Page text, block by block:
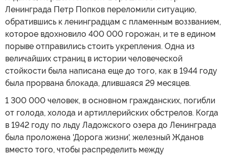
Ленинграда Петр Попков переломили ситуацию,
обратившись к ленинградцам с пламенным воззванием,
которое вдохновило 400 000 горожан, и те в едином
порыве отправились стоить укрепления. Одна из
величайших страниц в истории человеческой
стойкости была написана еще до того, как в 1944 году
была прорвана блокада, длившаяся 29 месяцев.
1 300 000 человек, в основном гражданских, погибли
от голода, холода и артиллерийских обстрелов. Когда
в 1942 году по льду Ладожского озера до Ленинграда
была проложена 'Дорога жизни', железный Жданов
вместо того, чтобы распределить между